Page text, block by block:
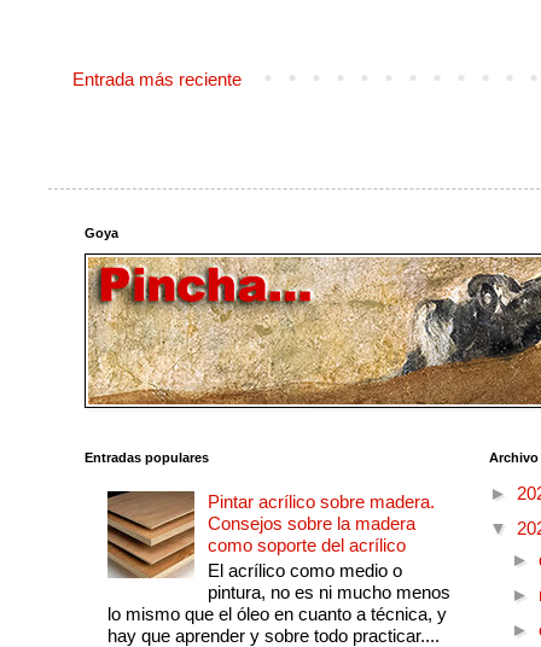
Entrada más reciente
Goya
Entradas populares
Pintar acrílico sobre madera.
Consejos sobre la madera
como soporte del acrílico
El acrílico como medio o
pintura, no es ni mucho menos
lo mismo que el óleo en cuanto a técnica, y
hay que aprender y sobre todo practicar....
►
▼
►
►
►